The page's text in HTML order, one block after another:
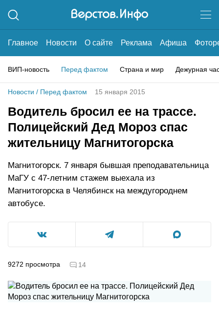
Главное Новости О сайте Реклама Афиша
ВИП-новость Перед фактом Страна и мир Дежурная
Новости / Перед фактом 15 января 2015
Водитель бросил ее на трассе.
Полицейский Дед Мороз спас
жительницу Магнитогорска
Магнитогорск. 7 января бывшая преподавательница
МаГУ с 47-летним стажем выехала из
Магнитогорска в Челябинск на междугороднем
автобусе.
9272 просмотра 14